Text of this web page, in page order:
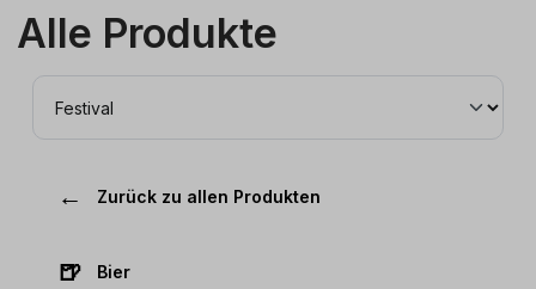
Alle Produkte
← Zurück zu allen Produkten
🍺 Bier